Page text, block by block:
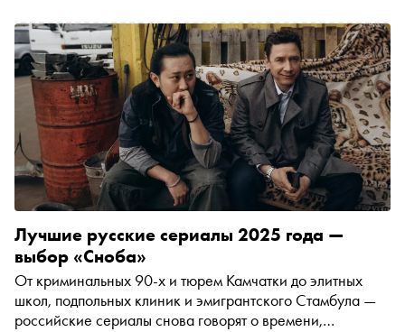
Лучшие русские сериалы 2025 года —
выбор «Сноба»
От криминальных 90-х и тюрем Камчатки до элитных
школ, подпольных клиник и эмигрантского Стамбула —
российские сериалы снова говорят о времени,